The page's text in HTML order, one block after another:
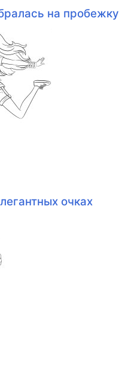
на пробежку
очках